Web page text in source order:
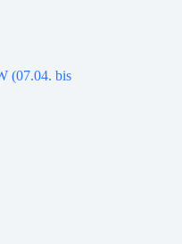
(07.04. bis